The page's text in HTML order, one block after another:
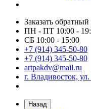
Заказать
ПН - ПТ 10:00 -
СБ 10:00 - 15:00
+7 (914) 345-50-80
+7 (914) 345-50-80
artpakdv@mail.ru
г. Владивосток,
Назад